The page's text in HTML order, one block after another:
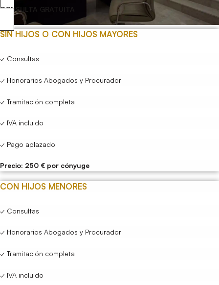
CONSULTA GRATUITA
SIN HIJOS O CON HIJOS MAYORES
✓ Consultas
✓ Honorarios Abogados y Procurador
✓ Tramitación completa
✓ IVA incluido
✓ Pago aplazado
Precio: 250 € por cónyuge
CON HIJOS MENORES
✓ Consultas
✓ Honorarios Abogados y Procurador
✓ Tramitación completa
✓ IVA incluido